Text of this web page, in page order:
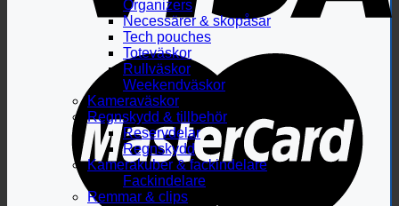
Organizers
Necessärer & skopåsar
Tech pouches
Toteväskor
Rullväskor
Weekendväskor
Kameraväskor
Regnskydd & tillbehör
Reservdelar
Regnskydd
Kamerakuber & fackindelare
Fackindelare
Remmar & clips